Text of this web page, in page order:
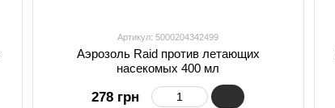
Артикул: 5000204342499
Аэрозоль Raid против летающих
насекомых 400 мл
278 грн